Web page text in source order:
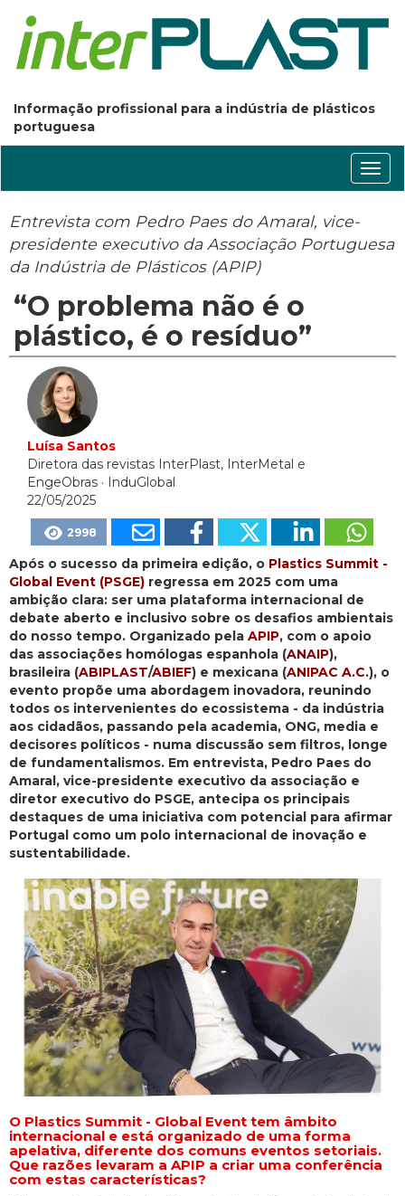
Informação profissional para a indústria de plásticos
portuguesa
Entrevista com Pedro Paes do Amaral, vice-
presidente executivo da Associação Portuguesa
da Indústria de Plásticos (APIP)
“O problema não é o
plástico, é o resíduo”
Luísa Santos
Diretora das revistas InterPlast, InterMetal e
EngeObras · InduGlobal
22/05/2025
2998
Após o sucesso da primeira edição, o Plastics Summit -
Global Event (PSGE) regressa em 2025 com uma
ambição clara: ser uma plataforma internacional de
debate aberto e inclusivo sobre os desafios ambientais
do nosso tempo. Organizado pela APIP, com o apoio
das associações homólogas espanhola (ANAIP),
brasileira (ABIPLAST/ABIEF) e mexicana (ANIPAC A.C.), o
evento propõe uma abordagem inovadora, reunindo
todos os intervenientes do ecossistema - da indústria
aos cidadãos, passando pela academia, ONG, media e
decisores políticos - numa discussão sem filtros, longe
de fundamentalismos. Em entrevista, Pedro Paes do
Amaral, vice-presidente executivo da associação e
diretor executivo do PSGE, antecipa os principais
destaques de uma iniciativa com potencial para afirmar
Portugal como um polo internacional de inovação e
sustentabilidade.
O Plastics Summit - Global Event tem âmbito
internacional e está organizado de uma forma
apelativa, diferente dos comuns eventos setoriais.
Que razões levaram a APIP a criar uma conferência
com estas características?